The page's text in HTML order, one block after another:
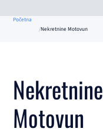
Početna
Nekretnine Motovun
Nekretnine
Motovun